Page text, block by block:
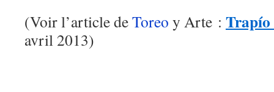
(Voir l’article deToreo y Arte :
avril 2013)